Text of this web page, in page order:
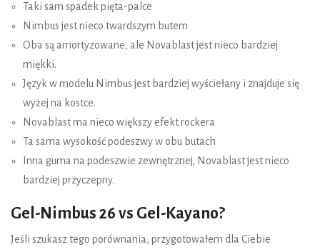
Taki sam spadek pięta-palce
Nimbus jest nieco twardszym butem
Oba są amortyzowane, ale Novablast jest nieco bardziej
miękki.
Język w modelu Nimbus jest bardziej wyściełany i znajduje się
wyżej na kostce.
Novablast ma nieco większy efekt rockera
Ta sama wysokość podeszwy w obu butach
Inna guma na podeszwie zewnętrznej, Novablast jest nieco
bardziej przyczepny.
Gel-Nimbus 26 vs Gel-Kayano?
Jeśli szukasz tego porównania, przygotowałem dla Ciebie